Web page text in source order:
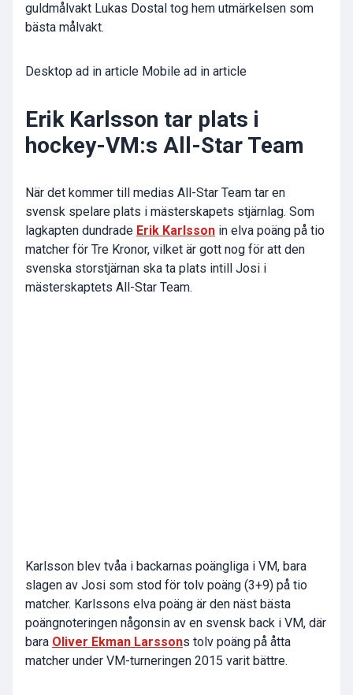
guldmålvakt Lukas Dostal tog hem utmärkelsen som
bästa målvakt.
Desktop ad in article Mobile ad in article
Erik Karlsson tar plats i
hockey-VM:s All-Star Team
När det kommer till medias All-Star Team tar en
svensk spelare plats i mästerskapets stjärnlag. Som
lagkapten dundrade Erik Karlsson in elva poäng på tio
matcher för Tre Kronor, vilket är gott nog för att den
svenska storstjärnan ska ta plats intill Josi i
mästerskaptets All-Star Team.
Karlsson blev tvåa i backarnas poängliga i VM, bara
slagen av Josi som stod för tolv poäng (3+9) på tio
matcher. Karlssons elva poäng är den näst bästa
poängnoteringen någonsin av en svensk back i VM, där
bara Oliver Ekman Larssons tolv poäng på åtta
matcher under VM-turneringen 2015 varit bättre.